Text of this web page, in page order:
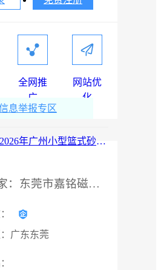
全网推
广
网站优
化
2026年广州小型篮式砂磨机厂家解析：儒佳设备技术优势与应用场景
2026年徐州磨煤机减速机油泵厂家解析：无锡凯乐福智能科技供应与服务
息举报专区
供应厂家：东莞市嘉铭磁铁有限公司
广东东莞